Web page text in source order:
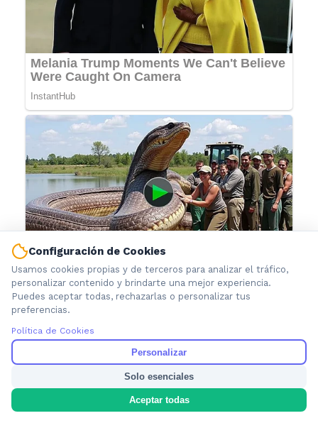
Configuración de Cookies
Usamos cookies propias y de terceros para analizar el tráfico,
personalizar contenido y brindarte una mejor experiencia.
Puedes aceptar todas, rechazarlas o personalizar tus
preferencias.
Política de Cookies
Personalizar
Solo esenciales
Aceptar todas